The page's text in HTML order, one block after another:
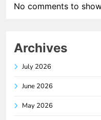
No comments to
Archives
July 2026
June 2026
May 2026